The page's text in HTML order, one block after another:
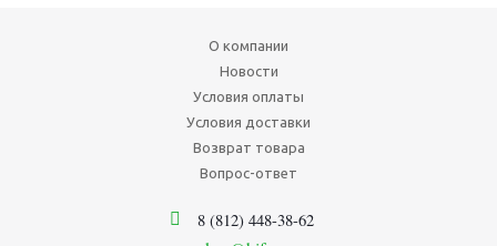
О компании
Новости
Условия оплаты
Условия доставки
Возврат товара
Вопрос-ответ
8 (812) 448-38-62